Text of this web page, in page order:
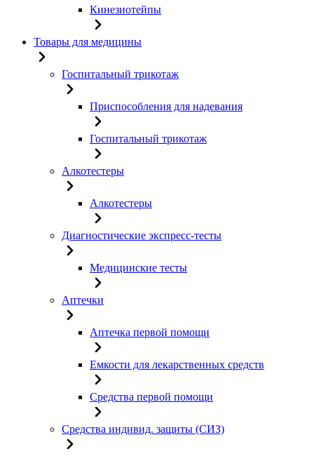
Кинезиотейпы
Товары для медицины
Госпитальный трикотаж
Приспособления для надевания
Госпитальный трикотаж
Алкотестеры
Алкотестеры
Диагностические экспресс-тесты
Медицинские тесты
Аптечки
Аптечка первой помощи
Емкости для лекарственных средств
Средства первой помощи
Средства индивид. защиты (СИЗ)